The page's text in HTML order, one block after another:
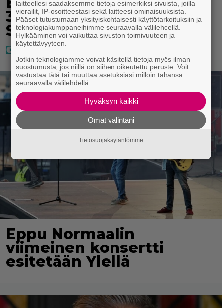
32,7 miljoonaa, ja tänne
Suomen isoin voitto meni
Eppu Normaalin
viimeinen konsertti
esitetään Ylellä
laitteellesi saadaksemme tietoja esimerkiksi sivuista, joilla
vierailit, IP-osoitteestasi sekä laitteesi ominaisuuksista.
Pääset tutustumaan yksityiskohtaisesti käyttötarkoituksiin ja
teknologiakumppaneihimme seuraavalla välilehdellä.
Hylkääminen voi vaikuttaa sivuston toimivuuteen ja
käytettävyyteen.
Jotkin teknologiamme voivat käsitellä tietoja myös ilman
suostumusta, jos niillä on siihen oikeutettu peruste. Voit
vastustaa tätä tai muuttaa asetuksiasi milloin tahansa
seuraavalla välilehdellä.
Hyväksyn kaikki
Omat valintani
Tietosuojakäytäntömme